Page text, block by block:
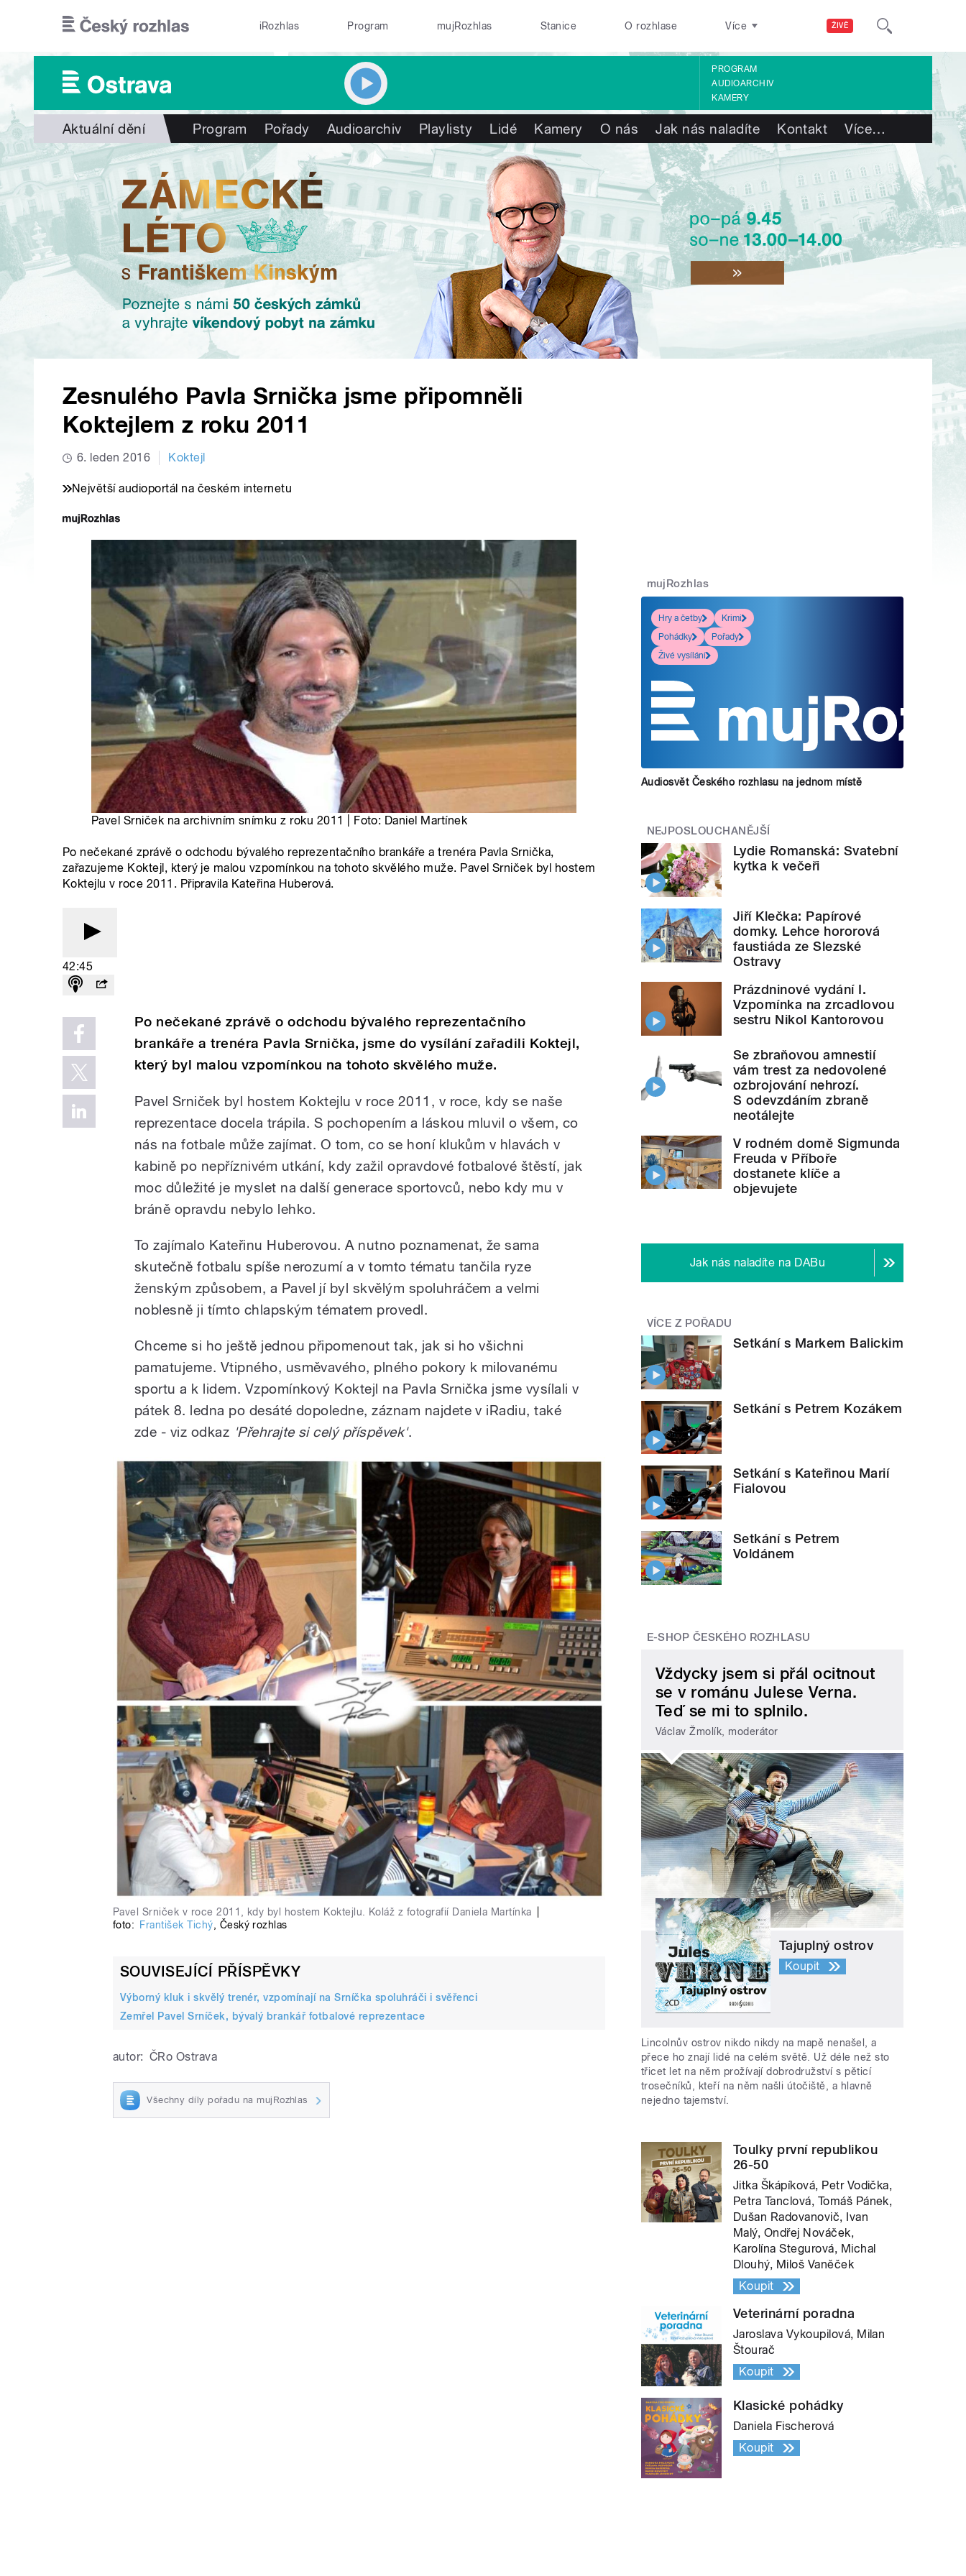
ŽIVĚ
iRozhlas Program mujRozhlas Stanice O rozhlase Více
PROGRAM
AUDIOARCHIV
KAMERY
Aktuální dění Program Pořady Audioarchiv Playlisty Lidé Kamery O nás Jak nás naladíte Kontakt Více…
Zesnulého Pavla Srnička jsme připomněli
Koktejlem z roku 2011
6. leden 2016 Koktejl
Největší audioportál na českém internetu
Pavel Srniček na archivním snímku z roku 2011 | Foto: Daniel Martínek
Po nečekané zprávě o odchodu bývalého reprezentačního brankáře a trenéra Pavla Srnička,
zařazujeme Koktejl, který je malou vzpomínkou na tohoto skvělého muže. Pavel Srniček byl hostem
Koktejlu v roce 2011. Připravila Kateřina Huberová.
42:45
Po nečekané zprávě o odchodu bývalého reprezentačního
brankáře a trenéra Pavla Srnička, jsme do vysílání zařadili Koktejl,
který byl malou vzpomínkou na tohoto skvělého muže.
Pavel Srniček byl hostem Koktejlu v roce 2011, v roce, kdy se naše
reprezentace docela trápila. S pochopením a láskou mluvil o všem, co
nás na fotbale může zajímat. O tom, co se honí klukům v hlavách v
kabině po nepříznivém utkání, kdy zažil opravdové fotbalové štěstí, jak
moc důležité je myslet na další generace sportovců, nebo kdy mu v
bráně opravdu nebylo lehko.
To zajímalo Kateřinu Huberovou. A nutno poznamenat, že sama
skutečně fotbalu spíše nerozumí a v tomto tématu tančila ryze
ženským způsobem, a Pavel jí byl skvělým spoluhráčem a velmi
noblesně ji tímto chlapským tématem provedl.
Chceme si ho ještě jednou připomenout tak, jak si ho všichni
pamatujeme. Vtipného, usměvavého, plného pokory k milovanému
sportu a k lidem. Vzpomínkový Koktejl na Pavla Srnička jsme vysílali v
pátek 8. ledna po desáté dopoledne, záznam najdete v iRadiu, také
zde - viz odkaz 'Přehrajte si celý příspěvek'.
Pavel Srniček v roce 2011, kdy byl hostem Koktejlu. Koláž z fotografií Daniela Martínka
foto:
František Tichý, Český rozhlas
SOUVISEJÍCÍ PŘÍSPĚVKY
Výborný kluk i skvělý trenér, vzpomínají na Srníčka spoluhráči i svěřenci
Zemřel Pavel Srníček, bývalý brankář fotbalové reprezentace
autor: ČRo Ostrava
Všechny díly pořadu na mujRozhlas
mujRozhlas
Hry a četby
Krimi
Pohádky
Pořady
Živé vysílání
Audiosvět Českého rozhlasu na jednom místě
NEJPOSLOUCHANĚJŠÍ
Lydie Romanská: Svatební
kytka k večeři
Jiří Klečka: Papírové
domky. Lehce hororová
faustiáda ze Slezské
Ostravy
Prázdninové vydání I.
Vzpomínka na zrcadlovou
sestru Nikol Kantorovou
Se zbraňovou amnestií
vám trest za nedovolené
ozbrojování nehrozí.
S odevzdáním zbraně
neotálejte
V rodném domě Sigmunda
Freuda v Příboře
dostanete klíče a
objevujete
Jak nás naladíte na DABu
VÍCE Z POŘADU
Setkání s Markem Balickim
Setkání s Petrem Kozákem
Setkání s Kateřinou Marií
Fialovou
Setkání s Petrem
Voldánem
E-SHOP ČESKÉHO ROZHLASU
Vždycky jsem si přál ocitnout
se v románu Julese Verna.
Teď se mi to splnilo.
Václav Žmolík, moderátor
Tajuplný ostrov
Koupit
Lincolnův ostrov nikdo nikdy na mapě nenašel, a
přece ho znají lidé na celém světě. Už déle než sto
třicet let na něm prožívají dobrodružství s pěticí
trosečníků, kteří na něm našli útočiště, a hlavně
nejedno tajemství.
Toulky první republikou
26-50
Jitka Škápíková, Petr Vodička,
Petra Tanclová, Tomáš Pánek,
Dušan Radovanovič, Ivan
Malý, Ondřej Nováček,
Karolína Stegurová, Michal
Dlouhý, Miloš Vaněček
Koupit
Veterinární poradna
Jaroslava Vykoupilová, Milan
Štourač
Koupit
Klasické pohádky
Daniela Fischerová
Koupit